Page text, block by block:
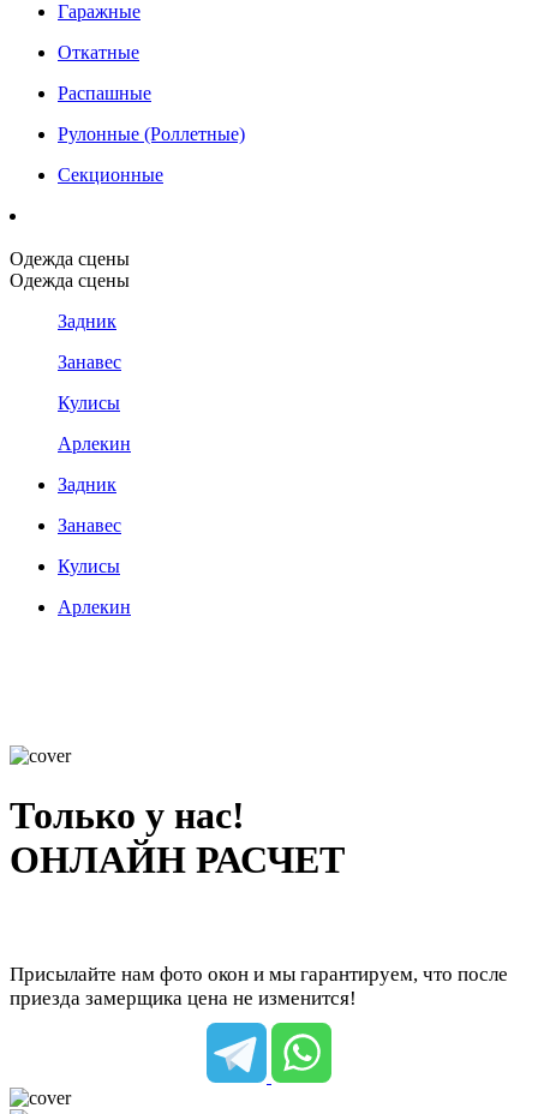
Гаражные
Откатные
Распашные
Рулонные (Роллетные)
Секционные
Одежда сцены
Одежда сцены
Задник
Занавес
Кулисы
Арлекин
Задник
Занавес
Кулисы
Арлекин
Только у нас!
ОНЛАЙН РАСЧЕТ
Присылайте нам фото окон и мы гарантируем, что после
приезда замерщика цена не изменится!